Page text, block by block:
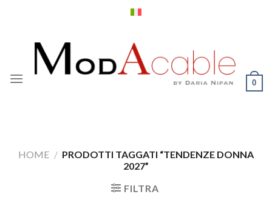
0
HOME / PRODOTTI TAGGATI “TENDENZE DONNA
2027”
FILTRA